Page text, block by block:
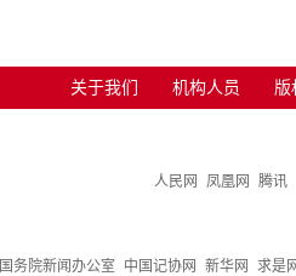
关于我们 机构人员 版
人民网 凤凰网 腾讯
国务院新闻办公室 中国记协网 新华网
求是